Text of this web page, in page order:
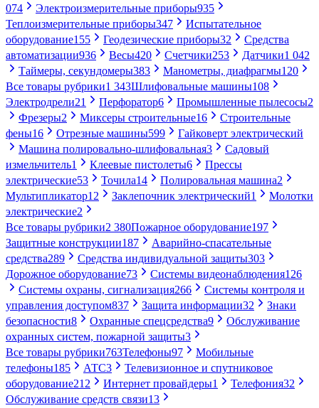
074
Электроизмерительные приборы935
Теплоизмерительные приборы347
Испытательное
оборудование155 Геодезические приборы32
Средства
автоматизации936 Весы420 Счетчики253 Датчики1 042
Таймеры, секундомеры383 Манометры, диафрагмы120
Все товары рубрики1 343Шлифовальные машины108
Электродрели21 Перфоратор6 Промышленные пылесосы2
Фрезеры2 Миксеры строительные16
Строительные
фены16 Отрезные машины599
Гайковерт электрический
Машина полировально-шлифовальная3
Садовый
измельчитель1 Клеевые пистолеты6
Прессы
электрические53 Точила14 Полировальная машина2
Мультипликатор12 Заклепочник электрический1
Молотки
электрические2
Все товары рубрики2 380Пожарное оборудование197
Защитные конструкции187
Аварийно-спасательные
средства289 Средства индивидуальной защиты303
Дорожное оборудование73 Системы видеонаблюдения126
Системы охраны, сигнализация266
Системы контроля и
управления доступом837 Защита информации32
Знаки
безопасности8 Охранные спецсредства9
Обслуживание
охранных систем, пожарной защиты3
Все товары рубрики763Телефоны97
Мобильные
телефоны185 АТС3
Телевизионное и спутниковое
оборудование212 Интернет провайдеры1 Телефония32
Обслуживание средств связи13